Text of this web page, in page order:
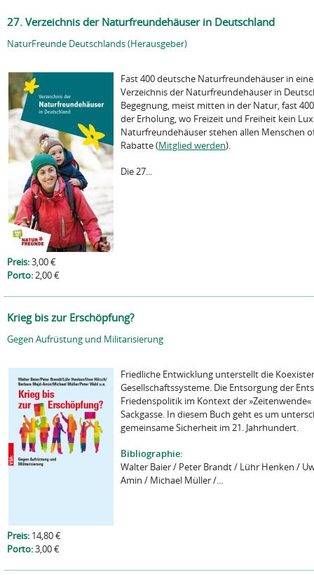
27. Verzeichnis der Naturfreundehäuser in Deutschland
NaturFreunde Deutschlands (Herausgeber)
Fast 400 deutsche Naturfreundehäuser in
Verzeichnis der Naturfreundehäuser in
Begegnung, meist mitten in der Natur, fast
der Erholung, wo Freizeit und Freiheit kein
Naturfreundehäuser stehen allen Menschen
Rabatte (Mitglied werden).
Die 27...
Preis:3,00 €
Porto:2,00 €
Krieg bis zur Erschöpfung?
Gegen Aufrüstung und Militarisierung
Friedliche Entwicklung unterstellt die
Gesellschaftssysteme. Die Entsorgung der
Friedenspolitik im Kontext der
Sackgasse. In diesem Buch geht es um
gemeinsame Sicherheit im 21. Jahrhundert.
Bibliographie:
Walter Baier / Peter Brandt / Lühr Henken /
Amin / Michael Müller /...
Preis: 14,80 €
Porto:3,00 €